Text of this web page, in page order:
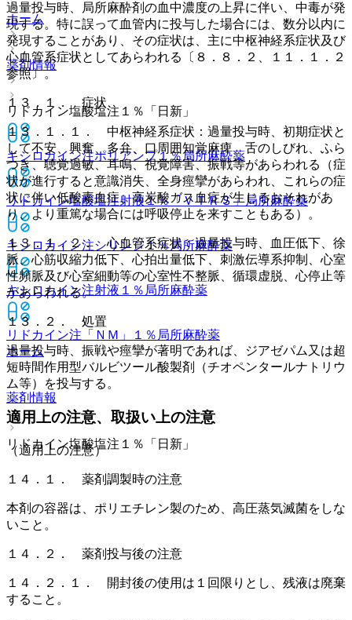
ホーム
薬剤情報
リドカイン塩酸塩注１％「日新」
キシロカイン注ポリアンプ１％局所麻酔薬
リドカイン塩酸塩注射液１％「ＶＴＲＳ」局所麻酔薬
キシロカイン注シリンジ１％局所麻酔薬
キシロカイン注射液１％ 局所麻酔薬
リドカイン注「ＮＭ」１％ 局所麻酔薬
ホーム
薬剤情報
リドカイン塩酸塩注１％「日新」
過量投与時、局所麻酔剤の血中濃度の上昇に伴い、中毒が発
現する。特に誤って血管内に投与した場合には、数分以内に
発現することがあり、その症状は、主に中枢神経系症状及び
心血管系症状としてあらわれる〔８．８．２、１１．１．２
参照〕。
１３．１． 症状
１３．１．１． 中枢神経系症状：過量投与時、初期症状と
して不安、興奮、多弁、口周囲知覚麻痺、舌のしびれ、ふら
つき、聴覚過敏、耳鳴、視覚障害、振戦等があらわれる（症
状が進行すると意識消失、全身痙攣があらわれ、これらの症
状に伴い低酸素血症、高炭酸ガス血症が生じるおそれがあ
り、より重篤な場合には呼吸停止を来すこともある）。
１３．１．２． 心血管系症状：過量投与時、血圧低下、徐
脈、心筋収縮力低下、心拍出量低下、刺激伝導系抑制、心室
性頻脈及び心室細動等の心室性不整脈、循環虚脱、心停止等
があらわれる。
１３．２． 処置
過量投与時、振戦や痙攣が著明であれば、ジアゼパム又は超
短時間作用型バルビツール酸製剤（チオペンタールナトリウ
ム等）を投与する。
適用上の注意、取扱い上の注意
（適用上の注意）
１４．１． 薬剤調製時の注意
本剤の容器は、ポリエチレン製のため、高圧蒸気滅菌をしな
いこと。
１４．２． 薬剤投与後の注意
１４．２．１． 開封後の使用は１回限りとし、残液は廃棄
すること。